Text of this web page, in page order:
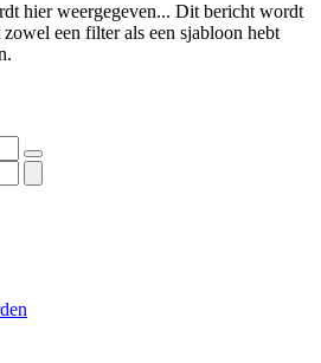
hier weergegeven... Dit bericht wordt
een filter als een sjabloon hebt